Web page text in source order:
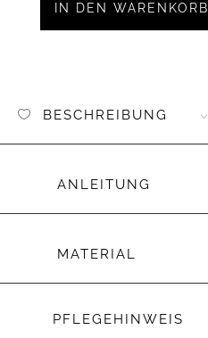
IN DEN WARENKORB
BESCHREIBUNG
ANLEITUNG
MATERIAL
PFLEGEHINWEIS